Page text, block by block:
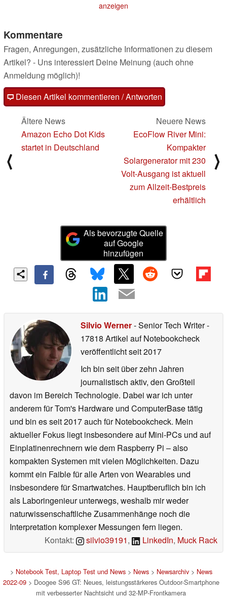
11.08.2022
anzeigen
Kommentare
Fragen, Anregungen, zusätzliche Informationen zu diesem
Artikel? - Uns interessiert Deine Meinung (auch ohne
Anmeldung möglich)!
Diesen Artikel kommentieren / Antworten
⟨
Ältere News
Amazon Echo Dot Kids
startet in Deutschland
Neuere News
EcoFlow River Mini:
Kompakter
Solargenerator mit 230
Volt-Ausgang ist aktuell
zum Allzeit-Bestpreis
erhältlich
⟩
Als bevorzugte Quelle
auf Google
hinzufügen
Silvio Werner- Senior Tech Writer-
17818 Artikel auf Notebookcheck
veröffentlichtseit 2017
Ich bin seit über zehn Jahren
journalistisch aktiv, den Großteil
davon im Bereich Technologie. Dabei war ich unter
anderem für Tom's Hardware und ComputerBase tätig
und bin es seit 2017 auch für Notebookcheck. Mein
aktueller Fokus liegt insbesondere auf Mini-PCs und auf
Einplatinenrechnern wie dem Raspberry Pi – also
kompakten Systemen mit vielen Möglichkeiten. Dazu
kommt ein Faible für alle Arten von Wearables und
insbesondere für Smartwatches. Hauptberuflich bin ich
als Laboringenieur unterwegs, weshalb mir weder
naturwissenschaftliche Zusammenhänge noch die
Interpretation komplexer Messungen fern liegen.
Kontakt:
silvio39191, LinkedIn, Muck Rack
> Notebook Test, Laptop Test und News> News> Newsarchiv> News
2022-09> Doogee S96 GT: Neues, leistungsstärkeres Outdoor-Smartphone
mit verbesserter Nachtsicht und 32-MP-Frontkamera